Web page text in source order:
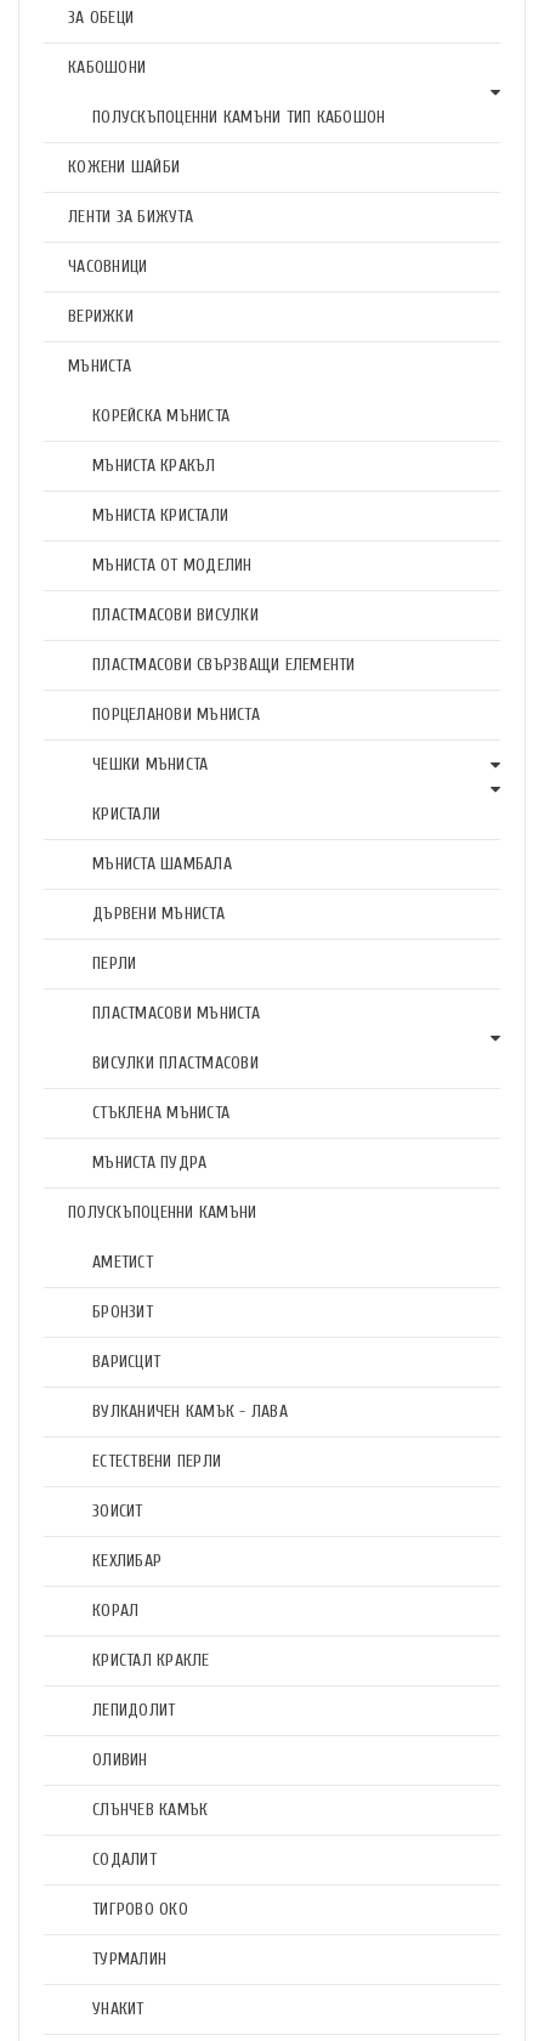
ЗА ОБЕЦИ
КАБОШОНИ
ПОЛУСКЪПОЦЕННИ КАМЪНИ ТИП КАБОШОН
КОЖЕНИ ШАЙБИ
ЛЕНТИ ЗА БИЖУТА
ЧАСОВНИЦИ
ВЕРИЖКИ
МЪНИСТА
КОРЕЙСКА МЪНИСТА
МЪНИСТА КРАКЪЛ
МЪНИСТА КРИСТАЛИ
МЪНИСТА ОТ МОДЕЛИН
ПЛАСТМАСОВИ ВИСУЛКИ
ПЛАСТМАСОВИ СВЪРЗВАЩИ ЕЛЕМЕНТИ
ПОРЦЕЛАНОВИ МЪНИСТА
ЧЕШКИ МЪНИСТА
КРИСТАЛИ
МЪНИСТА ШАМБАЛА
ДЪРВЕНИ МЪНИСТА
ПЕРЛИ
ПЛАСТМАСОВИ МЪНИСТА
ВИСУЛКИ ПЛАСТМАСОВИ
СТЪКЛЕНА МЪНИСТА
МЪНИСТА ПУДРА
ПОЛУСКЪПОЦЕННИ КАМЪНИ
АМЕТИСТ
БРОНЗИТ
ВАРИСЦИТ
ВУЛКАНИЧЕН КАМЪК - ЛАВА
ЕСТЕСТВЕНИ ПЕРЛИ
ЗОИСИТ
КЕХЛИБАР
КОРАЛ
КРИСТАЛ КРАКЛЕ
ЛЕПИДОЛИТ
ОЛИВИН
СЛЪНЧЕВ КАМЪК
СОДАЛИТ
ТИГРОВО ОКО
ТУРМАЛИН
УНАКИТ